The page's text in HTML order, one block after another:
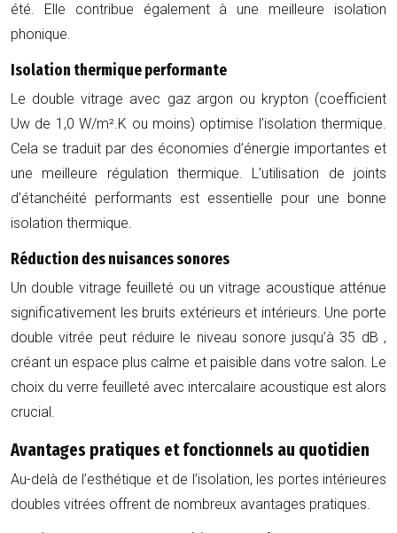
été. Elle contribue également à une meilleure isolation
phonique.
Isolation thermique performante
Le double vitrage avec gaz argon ou krypton (coefficient
Uw de 1,0 W/m².K ou moins) optimise l’isolation thermique.
Cela se traduit par des économies d’énergie importantes et
une meilleure régulation thermique. L’utilisation de joints
d’étanchéité performants est essentielle pour une bonne
isolation thermique.
Réduction des nuisances sonores
Un double vitrage feuilleté ou un vitrage acoustique atténue
significativement les bruits extérieurs et intérieurs. Une porte
double vitrée peut réduire le niveau sonore jusqu’à 35 dB ,
créant un espace plus calme et paisible dans votre salon. Le
choix du verre feuilleté avec intercalaire acoustique est alors
crucial.
Avantages pratiques et fonctionnels au quotidien
Au-delà de l’esthétique et de l’isolation, les portes intérieures
doubles vitrées offrent de nombreux avantages pratiques.